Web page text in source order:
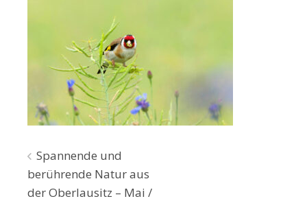
Beitragsnavigation
Spannende und
berührende Natur aus
der Oberlausitz – Mai /